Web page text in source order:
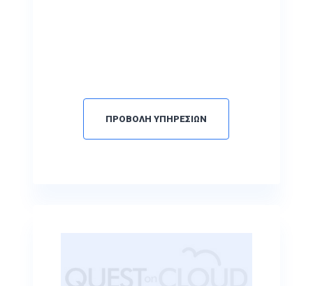
ΠΡΟΒΟΛΗ ΥΠΗΡΕΣΙΩΝ